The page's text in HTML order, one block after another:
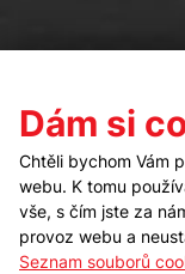
Kontakt
Dám si
Chtěli bychom Vám
webu. K tomu
vše, s čím jste za
provoz webu a
Seznam souborů